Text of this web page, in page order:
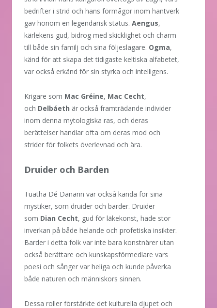
bedrifter i strid och hans förmågor inom hantverk
gav honom en legendarisk status. Aengus,
kärlekens gud, bidrog med skicklighet och charm
till både sin familj och sina följeslagare. Ogma,
känd för att skapa det tidigaste keltiska alfabetet,
var också erkänd för sin styrka och intelligens.
Krigare som Mac Gréine, Mac Cecht,
och Delbáeth är också framträdande individer
inom denna mytologiska ras, och deras
berättelser handlar ofta om deras mod och
strider för folkets överlevnad och ära.
Druider och Barden
Tuatha Dé Danann var också kända för sina
mystiker, som druider och barder. Druider
som Dian Cecht, gud för läkekonst, hade stor
inverkan på både helande och profetiska insikter.
Barder i detta folk var inte bara konstnärer utan
också berättare och kunskapsförmedlare vars
poesi och sånger var heliga och kunde påverka
både naturen och människors sinnen.
Dessa roller förstärkte det kulturella djupet och